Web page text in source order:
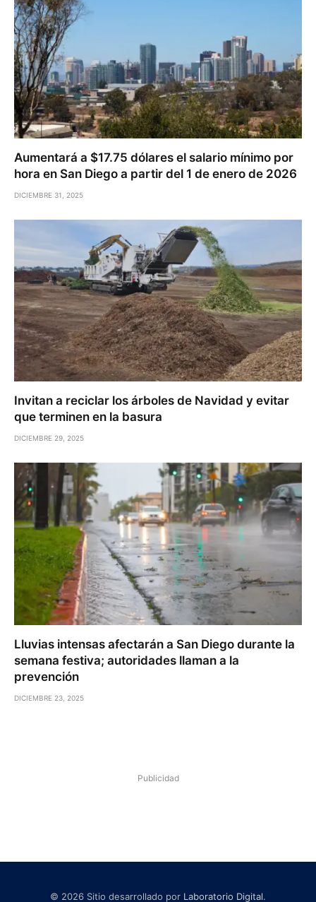
Aumentará a $17.75 dólares el salario mínimo por
hora en San Diego a partir del 1 de enero de 2026
DICIEMBRE 31, 2025
Invitan a reciclar los árboles de Navidad y evitar
que terminen en la basura
DICIEMBRE 29, 2025
Lluvias intensas afectarán a San Diego durante la
semana festiva; autoridades llaman a la
prevención
DICIEMBRE 23, 2025
Publicidad
© 2026 Sitio desarrollado por Laboratorio Digital.